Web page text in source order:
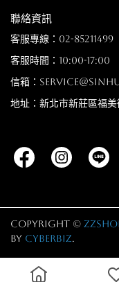
聯絡資訊
客服專線：02-85211499
客服時間：10:00-17:00
信箱：
地址：新北市新莊區福美
Copyright ©
by CYBERBIZ.